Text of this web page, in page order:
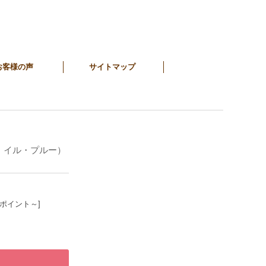
客様の声 サイトマップ
ル・プルー）
イント～]